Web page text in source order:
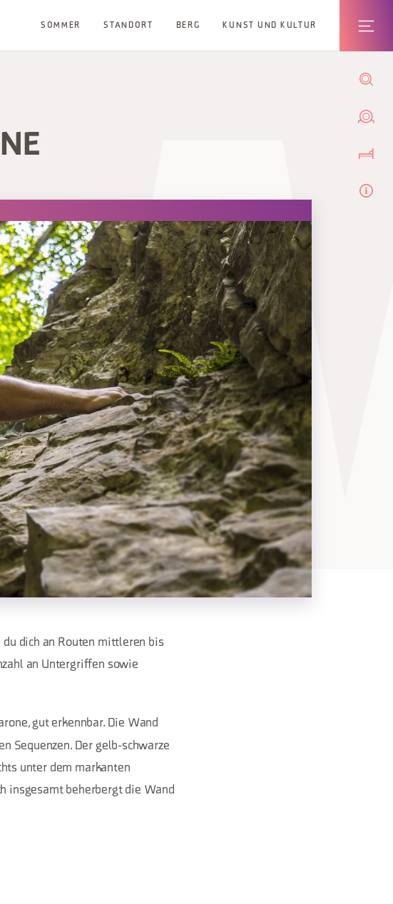
SOMMER STANDORT BERG KUNST UND KULTUR
dich an Routen mittleren bis
an Untergriffen sowie
gut erkennbar. Die Wand
Sequenzen. Der gelb-schwarze
unter dem markanten
insgesamt beherbergt die Wand